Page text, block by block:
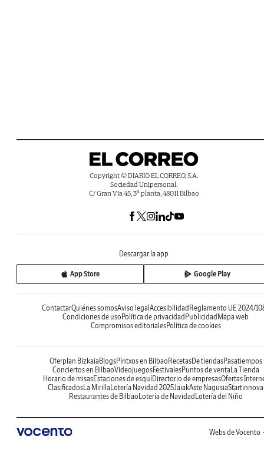
Copyright © DIARIO EL CORREO, S.A.
Sociedad Unipersonal.
C/ Gran Vía 45, 3ª planta, 48011 Bilbao
Descargar la app
App Store Google Play
ContactarQuiénes somosAviso legalAccesibilidadReglamento UE 2024/
Condiciones de usoPolítica de privacidadPublicidadMapa web
Compromisos editorialesPolítica de cookies
Oferplan BizkaiaBlogsPintxos en BilbaoRecetasDe tiendasPasatiempos
Conciertos en BilbaoVideojuegosFestivalesPuntos de ventaLa Tienda
Horario de misasEstaciones de esquíDirectorio de empresasOfertas
ClasificadosLa MirillaLotería Navidad 2025JaiakAste NagusiaStartinnova
Restaurantes de BilbaoLotería de NavidadLotería del Niño
Webs de Vocento